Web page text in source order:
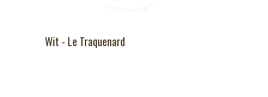
Wit - Le Traquenard